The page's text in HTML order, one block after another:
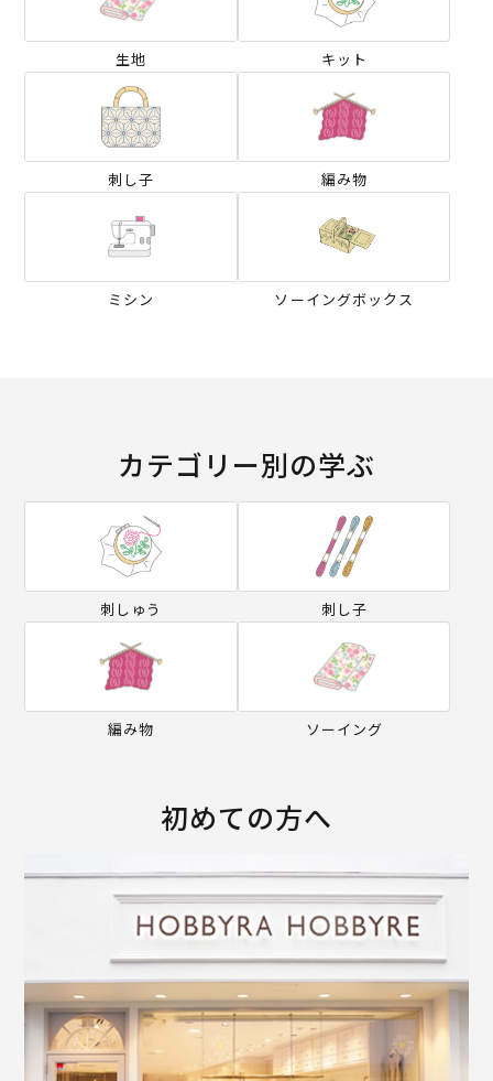
生地 キット
刺し子 編み物
ミシン ソーイングボックス
カテゴリー別の学ぶ
刺しゅう 刺し子
編み物 ソーイング
初めての方へ